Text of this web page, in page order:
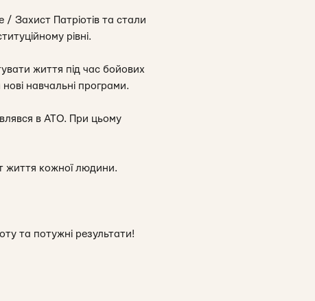
/ Захист Патріотів та стали
рівні.
життя під час бойових
навчальні програми.
в АТО. При цьому
життя кожної людини.
та потужні результати!